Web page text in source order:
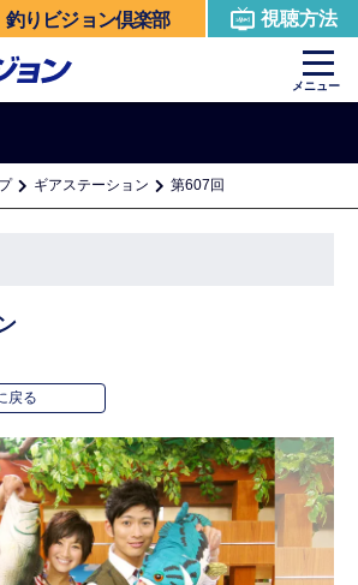
釣りビジョン倶楽部 視聴方法
メニュー
ギアステーション 第607回
戻る